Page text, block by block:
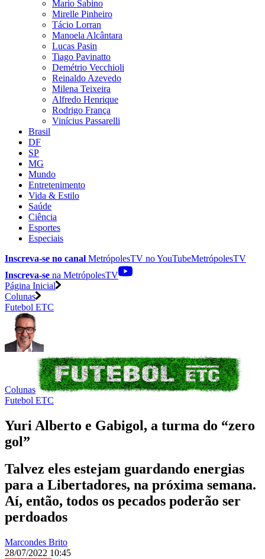
Mario Sabino
Mirelle Pinheiro
Tácio Lorran
Manoela Alcântara
Lucas Pasin
Tiago Pavinatto
Demétrio Vecchioli
Reinaldo Azevedo
Milena Teixeira
Alfredo Henrique
Rodrigo França
Vinícius Passarelli
Brasil
DF
SP
MG
Mundo
Entretenimento
Vida & Estilo
Saúde
Ciência
Esportes
Especiais
Inscreva-se no canal MetrópolesTV noYouTubeMetrópolesTV
Inscreva-se na MetrópolesTV
Página Inicial
Colunas
Futebol ETC
Colunas
Futebol ETC
Yuri Alberto e Gabigol, a turma do “zero
gol”
Talvez eles estejam guardando energias
para a Libertadores, na próxima semana.
Aí, então, todos os pecados poderão ser
perdoados
Marcondes Brito
28/07/2022 10:45